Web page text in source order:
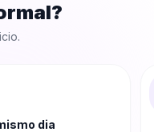
?
dia